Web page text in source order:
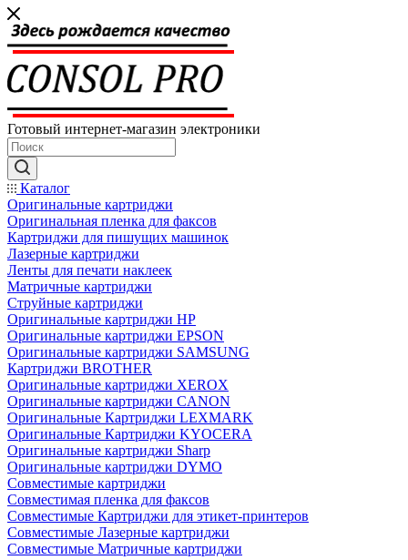
Готовый интернет-магазин электроники
Каталог
Оригинальные картриджи
Оригинальная пленка для факсов
Картриджи для пишущих машинок
Лазерные картриджи
Ленты для печати наклеек
Матричные картриджи
Струйные картриджи
Оригинальные картриджи HP
Оригинальные картриджи EPSON
Оригинальные картриджи SAMSUNG
Картриджи BROTHER
Оригинальные картриджи XEROX
Оригинальные картриджи CANON
Оригинальные Картриджи LEXMARK
Оригинальные Картриджи KYOCERA
Оригинальные картриджи Sharp
Оригинальные картриджи DYMO
Совместимые картриджи
Совместимая пленка для факсов
Совместимые Картриджи для этикет-принтеров
Совместимые Лазерные картриджи
Совместимые Матричные картриджи